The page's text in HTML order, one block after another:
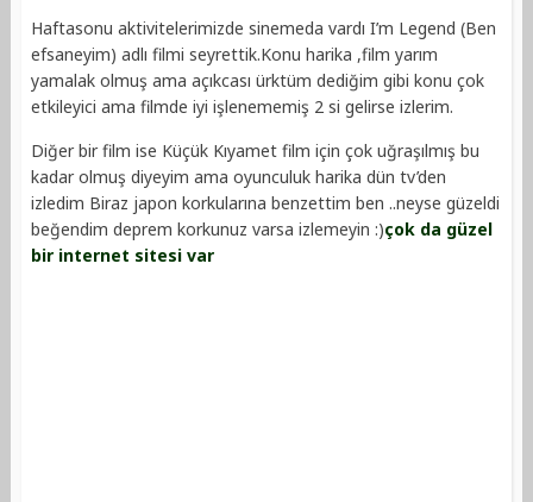
Haftasonu aktivitelerimizde sinemeda vardı I’m Legend (Ben
efsaneyim) adlı filmi seyrettik.Konu harika ,film yarım
yamalak olmuş ama açıkcası ürktüm dediğim gibi konu çok
etkileyici ama filmde iyi işlenememiş 2 si gelirse izlerim.
Diğer bir film ise Küçük Kıyamet film için çok uğraşılmış bu
kadar olmuş diyeyim ama oyunculuk harika dün tv’den
izledim Biraz japon korkularına benzettim ben ..neyse güzeldi
beğendim deprem korkunuz varsa izlemeyin :)çok da güzel
bir internet sitesi var